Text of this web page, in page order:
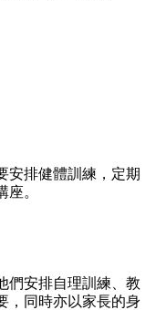
安排健體訓練，定期
。
們安排自理訓練、教
，同時亦以家長的身